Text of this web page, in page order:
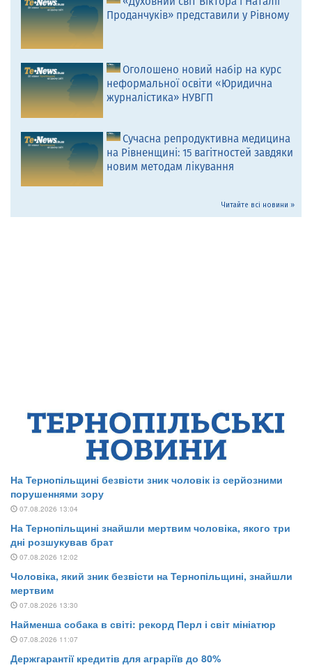
Проданчуків» представили у Рівному
Оголошено новий набір на курс
неформальної освіти «Юридична
журналістика» НУВГП
Сучасна репродуктивна медицина
на Рівненщині: 15 вагітностей завдяки
новим методам лікування
Читайте всі новини »